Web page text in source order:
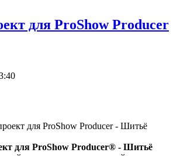
для ProShow Producer
для ProShow Producer® - Шитьё